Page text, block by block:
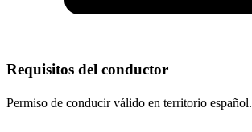
Requisitos del conductor
Permiso de conducir válido en territorio español.